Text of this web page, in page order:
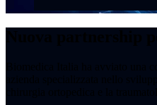
azienda specializzata nello